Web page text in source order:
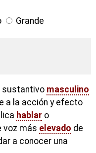
Grande
sustantivo masculino
a la acción y efecto
hablar o
voz más elevado de
a conocer una